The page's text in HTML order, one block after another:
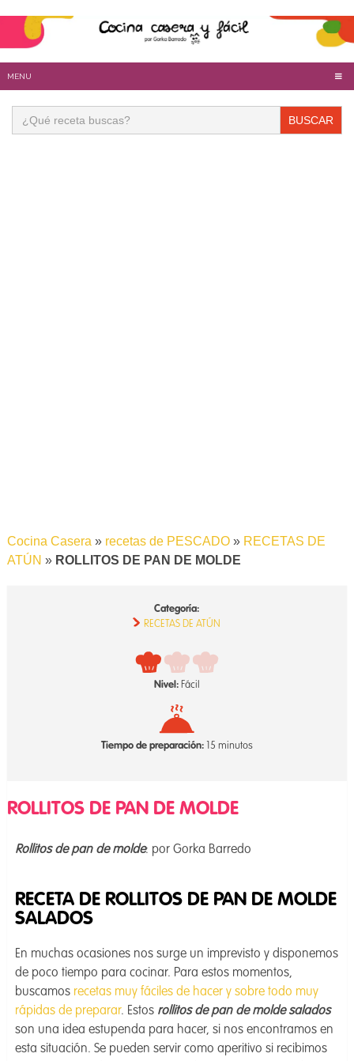
MENU
Buscar:
Cocina Casera» recetas de PESCADO» RECETAS DE
ATÚN » ROLLITOS DE PAN DE MOLDE
Categoría:
RECETAS DE ATÚN
Nivel:Fácil
Tiempo de preparación:15 minutos
ROLLITOS DE PAN DE MOLDE
Rollitos de pan de molde: por Gorka Barredo
RECETA DE ROLLITOS DE PAN DE MOLDE
SALADOS
En muchas ocasiones nos surge un imprevisto y disponemos
de poco tiempo para cocinar. Para estos momentos,
buscamos recetas muy fáciles de hacer y sobre todo muy
rápidas de preparar. Estos rollitos de pan de molde salados
son una idea estupenda para hacer, si nos encontramos en
esta situación. Se pueden servir como aperitivo si recibimos